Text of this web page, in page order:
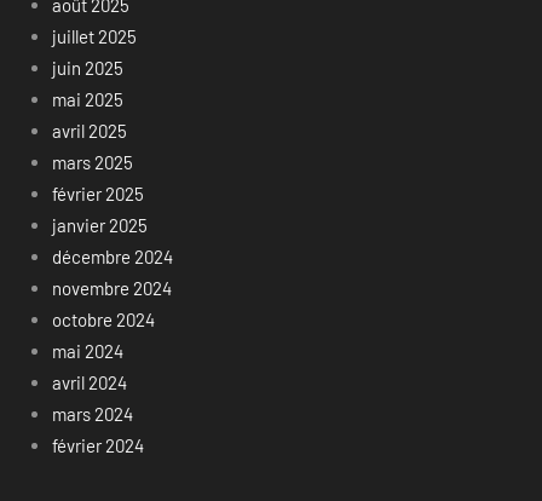
août 2025
juillet 2025
juin 2025
mai 2025
avril 2025
mars 2025
février 2025
janvier 2025
décembre 2024
novembre 2024
octobre 2024
mai 2024
avril 2024
mars 2024
février 2024